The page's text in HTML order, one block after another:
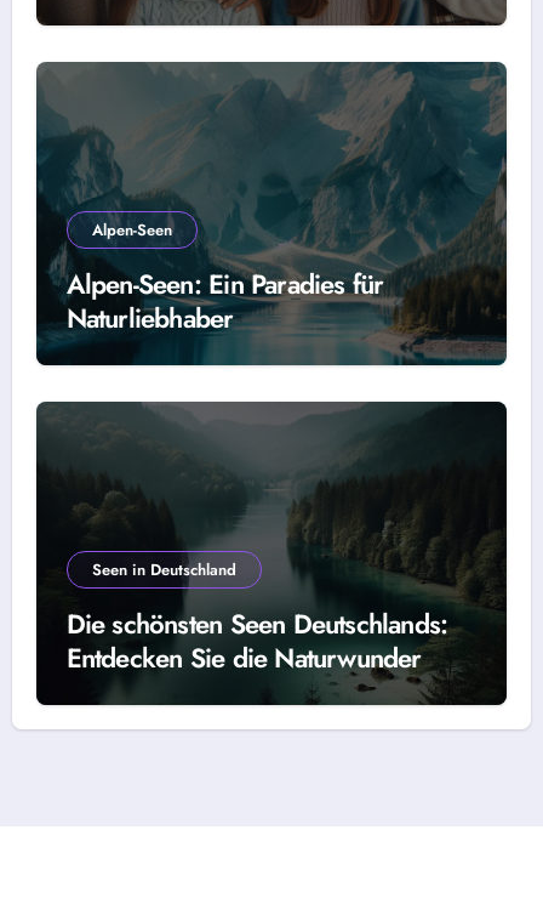
Alpen-Seen
Alpen-Seen: Ein Paradies für
Naturliebhaber
Seen in Deutschland
Die schönsten Seen Deutschlands:
Entdecken Sie die Naturwunder